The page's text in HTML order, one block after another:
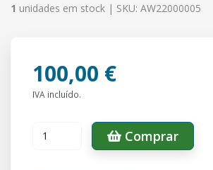
1 unidades em stock | SKU: AW22000005
100,00 €
IVA incluído.
Comprar